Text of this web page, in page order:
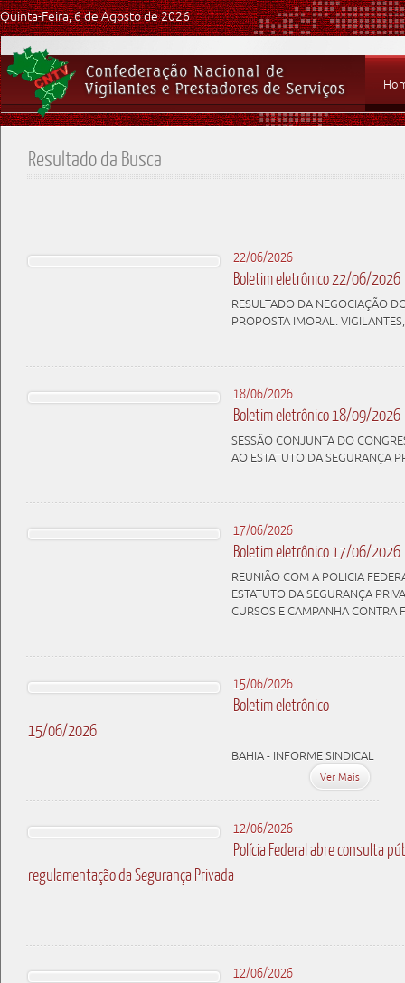
Quinta-Feira, 6 de Agosto de 2026
Resultado da Busca
22/06/2026
Boletim eletrônico 22/06/2026
RESULTADO DA NEGOCIAÇÃO
PROPOSTA IMORAL.
18/06/2026
Boletim eletrônico 18/09/2026
SESSÃO CONJUNTA DO
AO ESTATUTO DA SEGURANÇA
17/06/2026
Boletim eletrônico 17/06/2026
REUNIÃO COM A POLICIA
ESTATUTO DA SEGURANÇA
CURSOS E CAMPANHA CONTRA
15/06/2026
Boletim eletrônico
15/06/2026
BAHIA - INFORME SINDICAL
Ver Mais
12/06/2026
Polícia Federal abre consulta
regulamentação da Segurança Privada
12/06/2026